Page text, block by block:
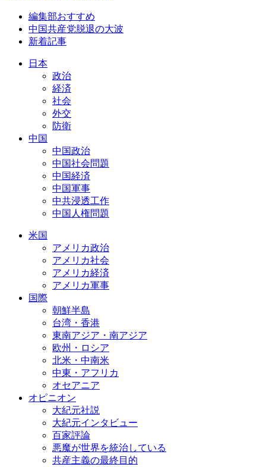
編集部おすすめ
中国共産党脱退の大波
新着記事
日本
政治
経済
社会
外交
防衛
中国
中国政治
中国社会問題
中国経済
中国軍事
中共浸透工作
中国人権問題
米国
アメリカ政治
アメリカ社会
アメリカ経済
アメリカ軍事
国際
朝鮮半島
台湾・香港
東南アジア・南アジア
欧州・ロシア
北米・中南米
中東・アフリカ
オセアニア
オピニオン
大紀元社説
大紀元インタビュー
百家評論
悪魔が世界を統治している
共産主義の最終目的